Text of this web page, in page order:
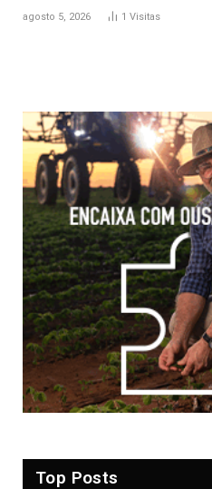
agosto 5, 2026 1 Visitas
Top Posts